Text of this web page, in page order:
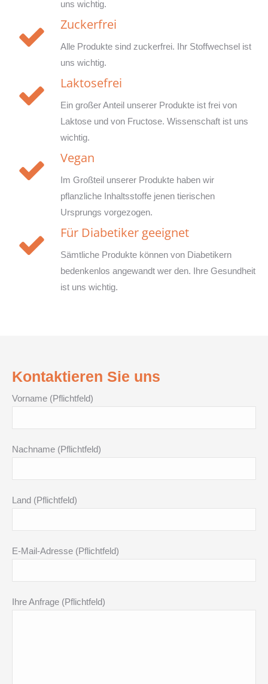
uns wichtig.
Zuckerfrei
Alle Produkte sind zuckerfrei. Ihr Stoffwechsel ist
uns wichtig.
Laktosefrei
Ein großer Anteil unserer Produkte ist frei von
Laktose und von Fructose. Wissenschaft ist uns
wichtig.
Vegan
Im Großteil unserer Produkte haben wir
pflanzliche Inhaltsstoffe jenen tierischen
Ursprungs vorgezogen.
Für Diabetiker geeignet
Sämtliche Produkte können von Diabetikern
bedenkenlos angewandt wer den. Ihre Gesundheit
ist uns wichtig.
Kontaktieren Sie uns
Vorname (Pflichtfeld)
Nachname (Pflichtfeld)
Land (Pflichtfeld)
E-Mail-Adresse (Pflichtfeld)
Ihre Anfrage (Pflichtfeld)